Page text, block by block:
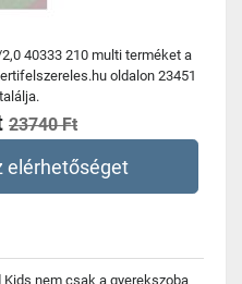
40333 210 multi terméket a
oldalon 23451
23740 Ft
elérhetőséget
Kids nem csak a gyerekszoba